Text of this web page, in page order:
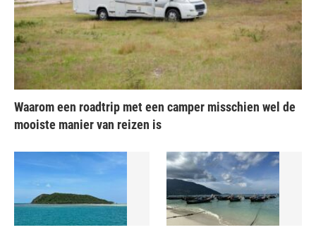
Waarom een roadtrip met een camper misschien wel de
mooiste manier van reizen is